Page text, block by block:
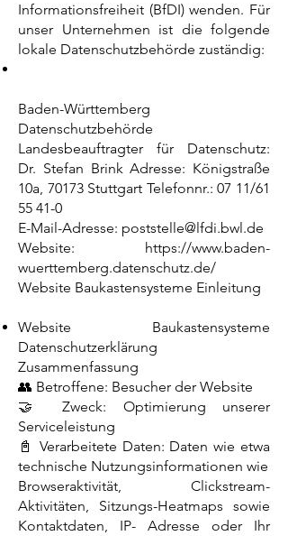
Informationsfreiheit (BfDI) wenden. Für
unser Unternehmen ist die folgende
lokale Datenschutzbehörde zuständig:
Baden-Württemberg
Datenschutzbehörde
Landesbeauftragter für Datenschutz:
Dr. Stefan Brink Adresse: Königstraße
10a, 70173 Stuttgart Telefonnr.: 07 11/61
55 41-0
E-Mail-Adresse: poststelle@lfdi.bwl.de
Website: https://www.baden-
wuerttemberg.datenschutz.de/
Website Baukastensysteme Einleitung
Website Baukastensysteme
Datenschutzerklärung
Zusammenfassung
👥 Betroffene: Besucher der Website
🤝 Zweck: Optimierung unserer
Serviceleistung
📓 Verarbeitete Daten: Daten wie etwa
technische Nutzungsinformationen wie
Browseraktivität, Clickstream-
Aktivitäten, Sitzungs-Heatmaps sowie
Kontaktdaten, IP- Adresse oder Ihr